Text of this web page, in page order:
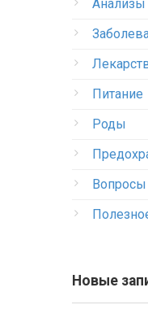
Анализы
Питание
Роды
Новые